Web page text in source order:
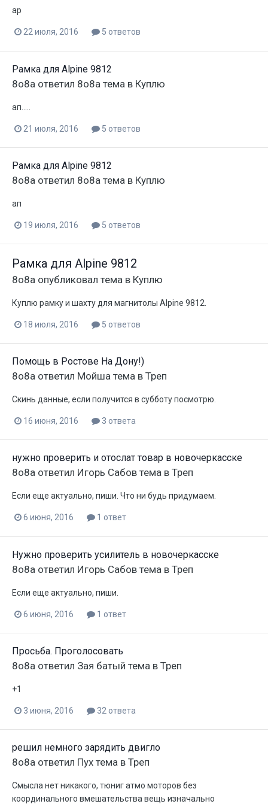
ap
22 июля, 2016 5 ответов
Рамка для Alpine 9812
8o8a ответил 8o8a тема в Куплю
ап.....
21 июля, 2016 5 ответов
Рамка для Alpine 9812
8o8a ответил 8o8a тема в Куплю
ап
19 июля, 2016 5 ответов
Рамка для Alpine 9812
8o8a опубликовал тема в Куплю
Куплю рамку и шахту для магнитолы Alpine 9812.
18 июля, 2016 5 ответов
Помощь в Ростове На Дону!)
8o8a ответил Мойша тема в Треп
Скинь данные, если получится в субботу посмотрю.
16 июня, 2016 3 ответа
нужно проверить и отослат товар в новочеркасске
8o8a ответил Игорь Сабов тема в Треп
Если еще актуально, пиши. Что ни будь придумаем.
6 июня, 2016 1 ответ
Нужно проверить усилитель в новочеркасске
8o8a ответил Игорь Сабов тема в Треп
Если еще актуально, пиши.
6 июня, 2016 1 ответ
Просьба. Проголосовать
8o8a ответил Зая батый тема в Треп
+1
3 июня, 2016 32 ответа
решил немного зарядить двигло
8o8a ответил Пух тема в Треп
Смысла нет никакого, тюниг атмо моторов без
координального вмешательства вещь изначально